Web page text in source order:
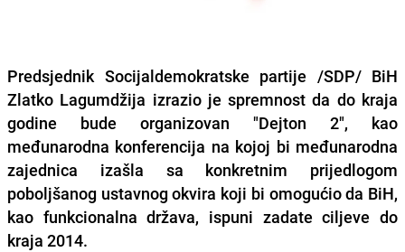
Predsjednik Socijaldemokratske partije /SDP/ BiH
Zlatko Lagumdžija izrazio je spremnost da do kraja
godine bude organizovan "Dejton 2", kao
međunarodna konferencija na kojoj bi međunarodna
zajednica izašla sa konkretnim prijedlogom
poboljšanog ustavnog okvira koji bi omogućio da BiH,
kao funkcionalna država, ispuni zadate ciljeve do
kraja 2014.